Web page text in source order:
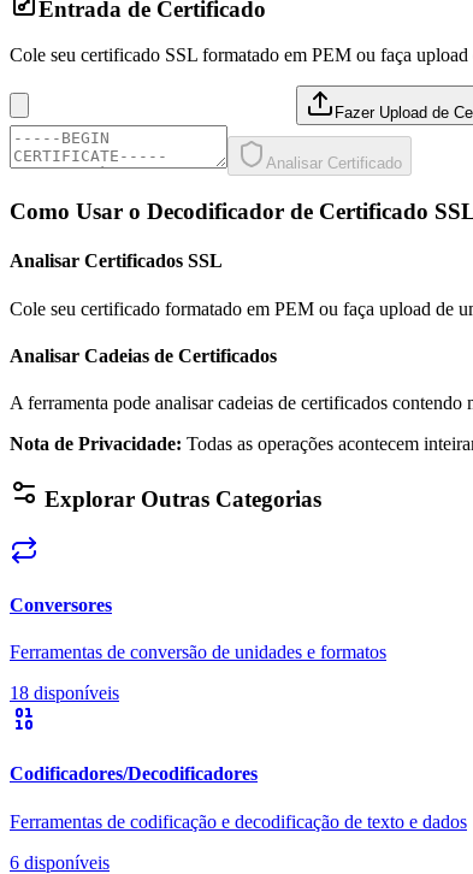
Entrada de Certificado
Cole seu certificado SSL formatado em PEM ou faça
Fazer Upload de
Analisar Certificado
Como Usar o Decodificador de Certificado
Analisar Certificados SSL
Cole seu certificado formatado em PEM ou faça upload de
Analisar Cadeias de Certificados
A ferramenta pode analisar cadeias de certificados
Nota de Privacidade: Todas as operações acontecem
Explorar Outras Categorias
Conversores
Ferramentas de conversão de unidades e formatos
18 disponíveis
Codificadores/Decodificadores
Ferramentas de codificação e decodificação de texto e dados
6 disponíveis